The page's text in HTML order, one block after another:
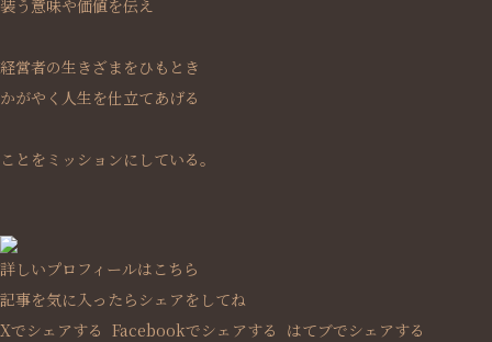
装う意味や価値を伝え
経営者の生きざまをひもとき
かがやく人生を仕立てあげる
ことをミッションにしている。
詳しいプロフィールはこちら
記事を気に入ったらシェアをしてね
Xでシェアする Facebookでシェアする はてブでシェアする